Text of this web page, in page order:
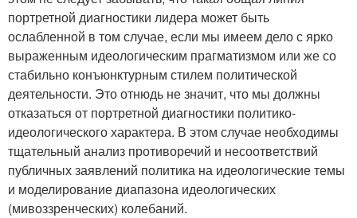
портретной диагностики лидера может быть
ослабленной в том случае, если мы имеем дело с ярко
выраженным идеологическим прагматизмом или же со
стабильно конъюнктурным стилем политической
деятельности. Это отнюдь не значит, что мы должны
отказаться от портретной диагностики политико-
идеологического характера. В этом случае необходимы
тщательный анализ противоречий и несоответствий
публичных заявлений политика на идеологические темы
и моделирование диапазона идеологических
(мивоззренческих) колебаний.